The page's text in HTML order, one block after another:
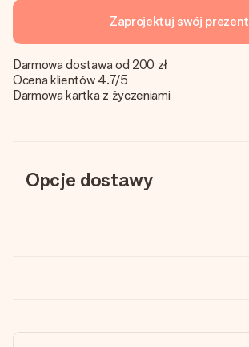
Zaprojektuj swój prezent
Darmowa dostawa od 200 zł
Ocena klientów 4.7/5
Darmowa kartka z życzeniami
Opcje dostawy